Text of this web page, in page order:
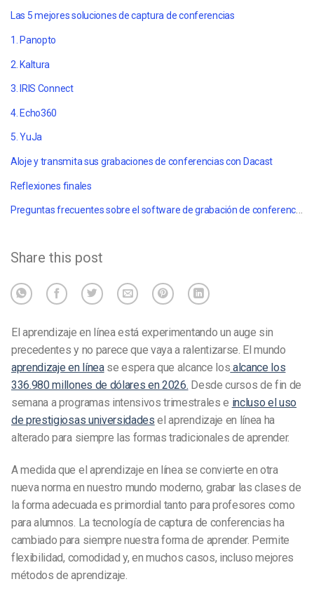
Las 5 mejores soluciones de captura de conferencias
1. Panopto
2. Kaltura
3. IRIS Connect
4. Echo360
5. YuJa
Aloje y transmita sus grabaciones de conferencias con Dacast
Reflexiones finales
Preguntas frecuentes sobre el software de grabación de conferencias
Share this post
El aprendizaje en línea está experimentando un auge sin
precedentes y no parece que vaya a ralentizarse. El mundo
aprendizaje en línease espera que alcance los alcance los
336.980 millones de dólares en 2026. Desde cursos de fin de
semana a programas intensivos trimestrales e incluso el uso
de prestigiosas universidades el aprendizaje en línea ha
alterado para siempre las formas tradicionales de aprender.
A medida que el aprendizaje en línea se convierte en otra
nueva norma en nuestro mundo moderno, grabar las clases de
la forma adecuada es primordial tanto para profesores como
para alumnos. La tecnología de captura de conferencias ha
cambiado para siempre nuestra forma de aprender. Permite
flexibilidad, comodidad y, en muchos casos, incluso mejores
métodos de aprendizaje.